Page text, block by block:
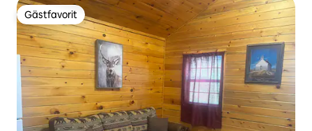
Gästfavorit
Gästfavorit